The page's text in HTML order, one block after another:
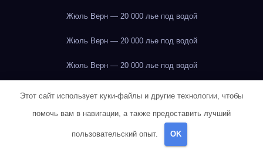
Жюль Верн — 20 000 лье под водой
Жюль Верн — 20 000 лье под водой
Жюль Верн — 20 000 лье под водой
Жюль Верн — 20 000 лье под водой
Жюль Верн — 20 000 лье под водой
Этот сайт использует куки-файлы и другие технологии, чтобы
помочь вам в навигации, а также предоставить лучший
пользовательский опыт. OK